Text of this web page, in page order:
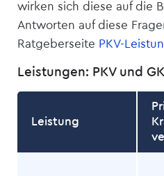
wirken sich diese auf die
Antworten auf diese
Ratgeberseite PKV-
Leistungen: PKV und
Leistung